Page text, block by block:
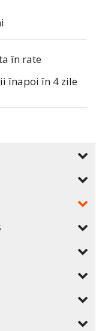
în rate
înapoi în 4 zile